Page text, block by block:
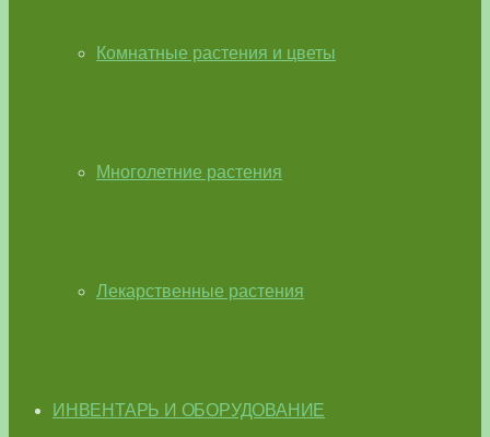
Комнатные растения и цветы
Многолетние растения
Лекарственные растения
ИНВЕНТАРЬ И ОБОРУДОВАНИЕ